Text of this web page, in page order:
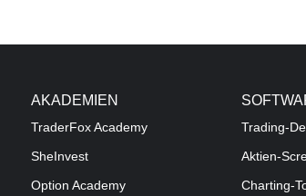
AKADEMIEN
TraderFox Academy
SheInvest
Option Academy
Trading-
Aktien-
Charting-